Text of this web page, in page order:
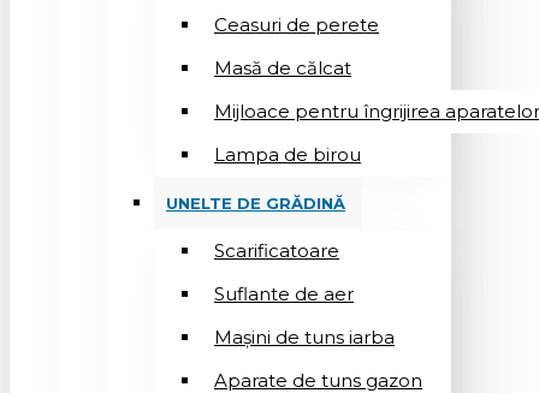
Ceasuri de perete
Masă de călcat
Mijloace pentru îngrijirea
Lampa de birou
UNELTE DE GRĂDINĂ
Scarificatoare
Suflantе de aer
Mașini de tuns iarba
Aparate de tuns gazon